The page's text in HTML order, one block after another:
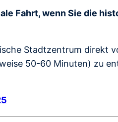
Fahrt, wenn Sie die
Stadtzentrum direkt
50-60 Minuten) zu